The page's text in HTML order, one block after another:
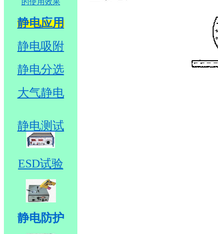
的使用效果
静电应用
静电吸附
静电分选
大气静电
静电测试
ESD试验
静电防护